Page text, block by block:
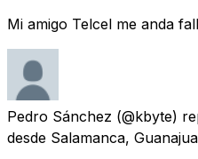
Mi amigo Telcel me anda
Pedro Sánchez (@kbyte)
desde Salamanca,